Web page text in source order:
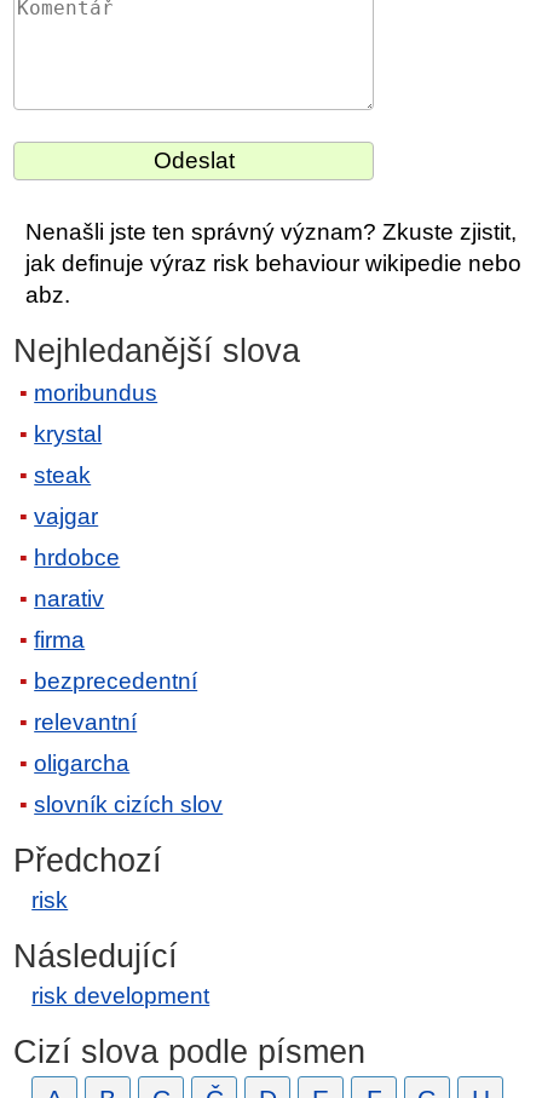
Nenašli jste ten správný význam? Zkuste zjistit,
jak definuje výraz risk behaviour wikipedie nebo
abz.
Nejhledanější slova
moribundus
krystal
steak
vajgar
hrdobce
narativ
firma
bezprecedentní
relevantní
oligarcha
slovník cizích slov
Předchozí
risk
Následující
risk development
Cizí slova podle písmen